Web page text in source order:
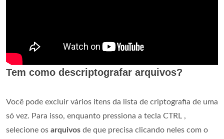
Tem como descriptografar arquivos?
Você pode excluir vários itens da lista de criptografia de uma
só vez. Para isso, enquanto pressiona a tecla CTRL ,
selecione os arquivos de que precisa clicando neles com o